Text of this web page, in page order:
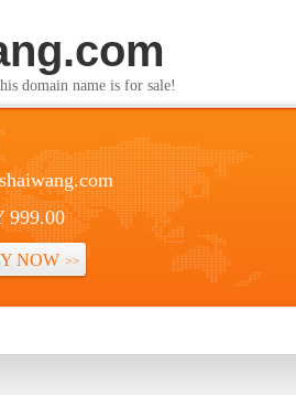
domain name is for sale!
999.00
NOW >>